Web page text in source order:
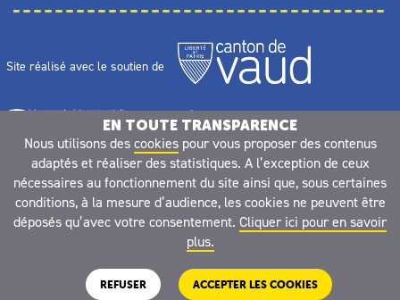
Site réalisé avec le soutien de
EN TOUTE TRANSPARENCE
Nous utilisons des cookiespour vous proposer des contenus
adaptés et réaliser des statistiques. A l’exception de ceux
nécessaires au fonctionnement du site ainsi que, sous certaines
conditions, à la mesure d’audience, les cookies ne peuvent être
déposés qu’avec votre consentement. Cliquer ici pour en savoir
plus.
REFUSER ACCEPTER LES COOKIES